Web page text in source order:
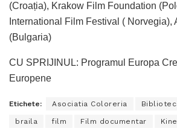
(Croația), Krakow Film Foundation
International Film Festival ( Norvegia),
(Bulgaria)
CU SPRIJINUL: Programul Europa
Europene
Etichete: Asociatia Coloreria
braila film Film documentar